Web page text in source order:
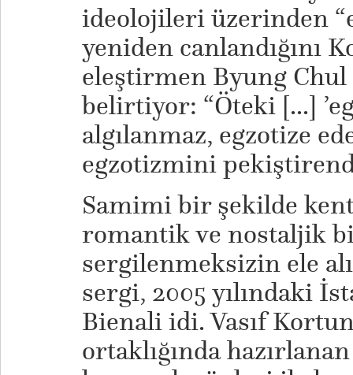
ideolojileri üzerinden
yeniden canlandığını
eleştirmen Byung Chul
belirtiyor: “Öteki [...]
algılanmaz, egzotize
egzotizmini
Samimi bir şekilde
romantik ve nostaljik
sergilenmeksizin ele
sergi, 2005 yılındaki
Bienali idi. Vasıf
ortaklığında